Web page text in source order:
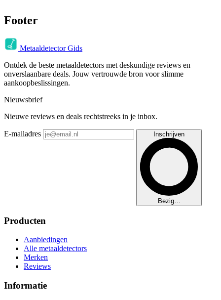
Footer
Metaaldetector Gids
Ontdek de beste metaaldetectors met deskundige reviews en
onverslaanbare deals. Jouw vertrouwde bron voor slimme
aankoopbeslissingen.
Nieuwsbrief
Nieuwe reviews en deals rechtstreeks in je inbox.
E-mailadres Inschrijven
Bezig…
Producten
Aanbiedingen
Alle metaaldetectors
Merken
Reviews
Informatie